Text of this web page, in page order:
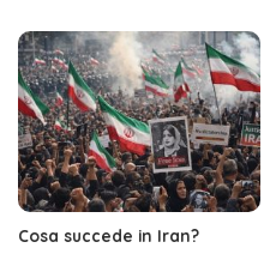
Cosa succede in Iran?